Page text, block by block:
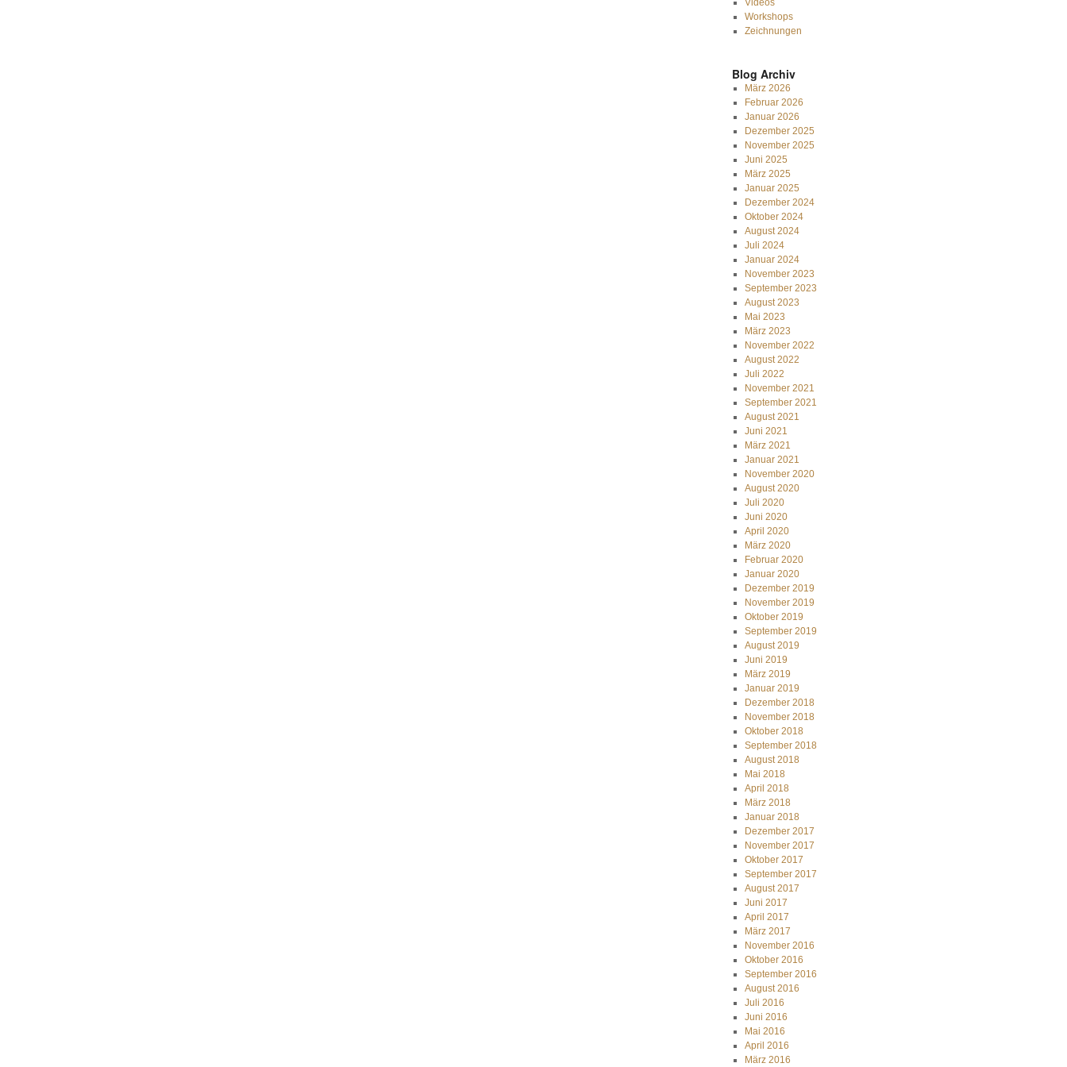
Videos
Workshops
Zeichnungen
Blog Archiv
März 2026
Februar 2026
Januar 2026
Dezember 2025
November 2025
Juni 2025
März 2025
Januar 2025
Dezember 2024
Oktober 2024
August 2024
Juli 2024
Januar 2024
November 2023
September 2023
August 2023
Mai 2023
März 2023
November 2022
August 2022
Juli 2022
November 2021
September 2021
August 2021
Juni 2021
März 2021
Januar 2021
November 2020
August 2020
Juli 2020
Juni 2020
April 2020
März 2020
Februar 2020
Januar 2020
Dezember 2019
November 2019
Oktober 2019
September 2019
August 2019
Juni 2019
März 2019
Januar 2019
Dezember 2018
November 2018
Oktober 2018
September 2018
August 2018
Mai 2018
April 2018
März 2018
Januar 2018
Dezember 2017
November 2017
Oktober 2017
September 2017
August 2017
Juni 2017
April 2017
März 2017
November 2016
Oktober 2016
September 2016
August 2016
Juli 2016
Juni 2016
Mai 2016
April 2016
März 2016